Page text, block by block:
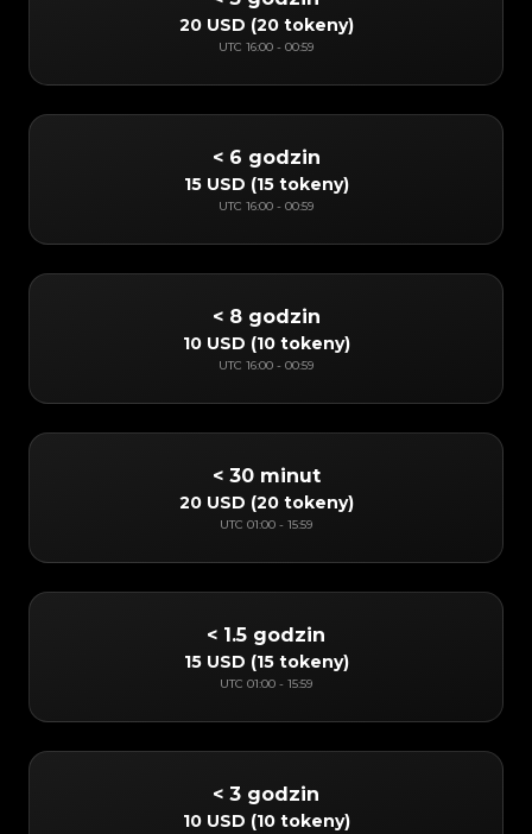
20 USD (20 tokeny)
UTC 16:00 - 00:59
< 6 godzin
15 USD (15 tokeny)
UTC 16:00 - 00:59
< 8 godzin
10 USD (10 tokeny)
UTC 16:00 - 00:59
< 30 minut
20 USD (20 tokeny)
UTC 01:00 - 15:59
< 1.5 godzin
15 USD (15 tokeny)
UTC 01:00 - 15:59
< 3 godzin
10 USD (10 tokeny)